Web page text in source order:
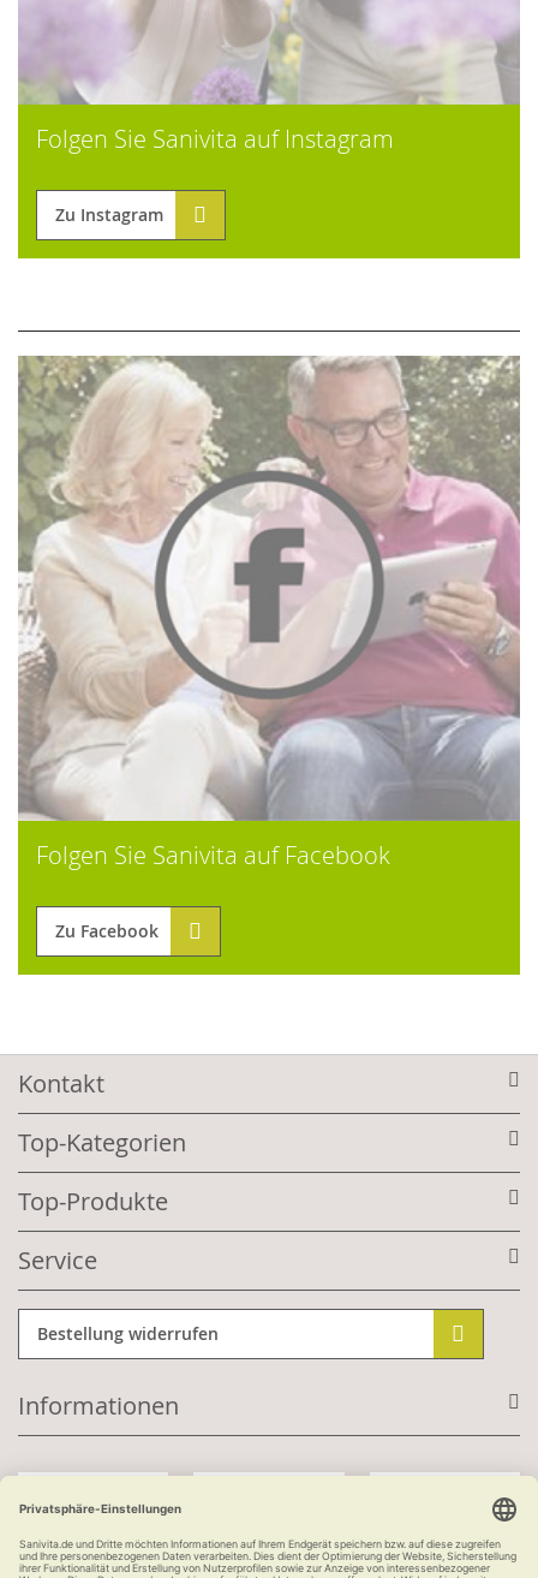
Folgen Sie Sanivita auf Instagram
Zu Instagram
Folgen Sie Sanivita auf Facebook
Zu Facebook
Kontakt
Top-Kategorien
Top-Produkte
Service
Bestellung widerrufen
Informationen